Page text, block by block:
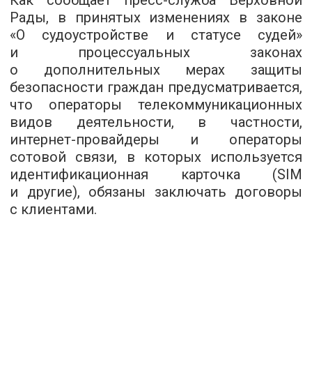
Рады, в принятых изменениях в законе
«О судоустройстве и статусе судей»
и процессуальных законах
о дополнительных мерах защиты
безопасности граждан предусматривается,
что операторы телекоммуникационных
видов деятельности, в частности,
интернет-провайдеры и операторы
сотовой связи, в которых используется
идентификационная карточка (SIM
и другие), обязаны заключать договоры
с клиентами.